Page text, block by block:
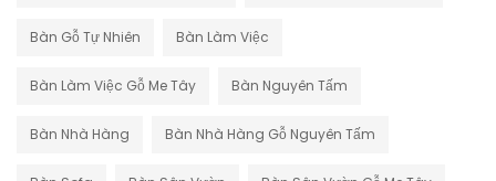
Bàn Gỗ Tự Nhiên Bàn Làm Việc
Bàn Làm Việc Gỗ Me Tây Bàn Nguyên Tấm
Bàn Nhà Hàng Bàn Nhà Hàng Gỗ Nguyên Tấm